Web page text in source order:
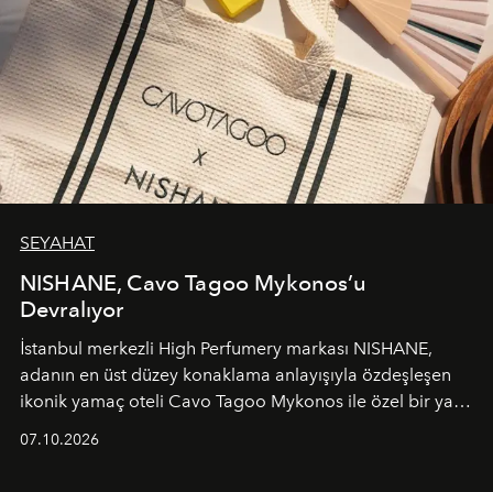
SEYAHAT
NISHANE, Cavo Tagoo Mykonos’u
Devralıyor
İstanbul merkezli High Perfumery markası NISHANE,
adanın en üst düzey konaklama anlayışıyla özdeşleşen
ikonik yamaç oteli Cavo Tagoo Mykonos ile özel bir yaz
07.10.2026